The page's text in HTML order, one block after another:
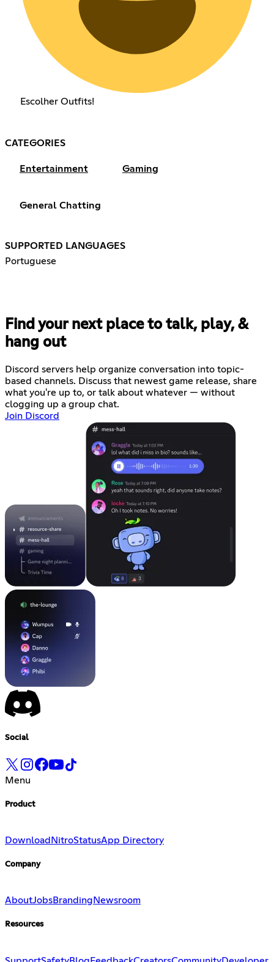
Escolher Outfits!
CATEGORIES
Entertainment Gaming
General Chatting
SUPPORTED LANGUAGES
Portuguese
Find your next place to talk, play, &
hang out
Discord servers help organize conversation into topic-
based channels. Discuss that newest game release, share
what you're up to, or talk about whatever — without
clogging up a group chat.
Join Discord
Social
Menu
Product
Download NitroStatusApp Directory
Company
AboutJobsBranding Newsroom
Resources